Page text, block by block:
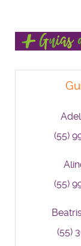
(55)
(55)
(55)